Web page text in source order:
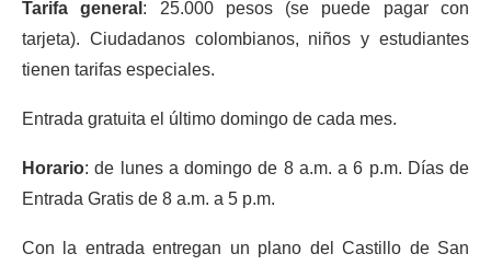
Tarifa general : 25.000 pesos (se puede pagar con
tarjeta). Ciudadanos colombianos, niños y estudiantes
tienen tarifas especiales.
Entrada gratuita el último domingo de cada mes.
Horario: de lunes a domingo de 8 a.m. a 6 p.m. Días de
Entrada Gratis de 8 a.m. a 5 p.m.
Con la entrada entregan un plano del Castillo de San